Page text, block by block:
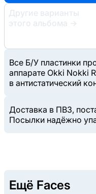
Другие варианты
этого альбома
→
Все Б/У пластинки
аппарате Okki Nokki
в антистатический
Доставка в ПВЗ,
Посылки надёжно
Ещё Faces